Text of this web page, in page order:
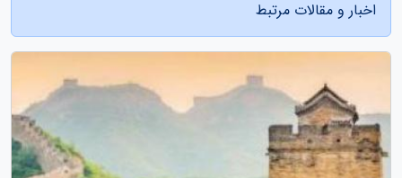
اخبار و مقالات مرتبط